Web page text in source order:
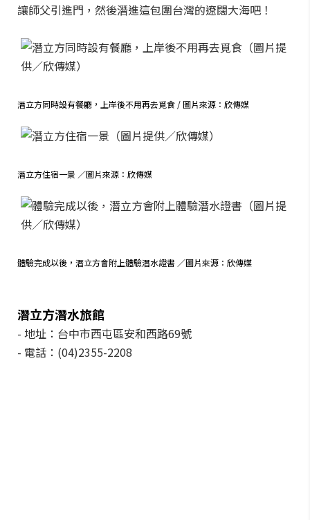
讓師父引進門，然後潛進這包圍台灣的遼闊大海吧！
潛立方同時設有餐廳，上岸後不用再去覓食 / 圖片來源：欣傳媒
潛立方住宿一景 ／圖片來源：欣傳媒
體驗完成以後，潛立方會附上體驗潛水證書 ／圖片來源：欣傳媒
潛立方潛水旅館
- 地址： 台中市西屯區安和西路69號
- 電話：(04)2355-2208